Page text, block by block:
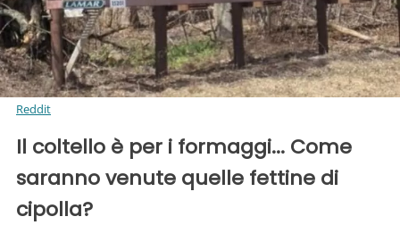
Reddit
Il coltello è per i formaggi... Come
saranno venute quelle fettine di
cipolla?